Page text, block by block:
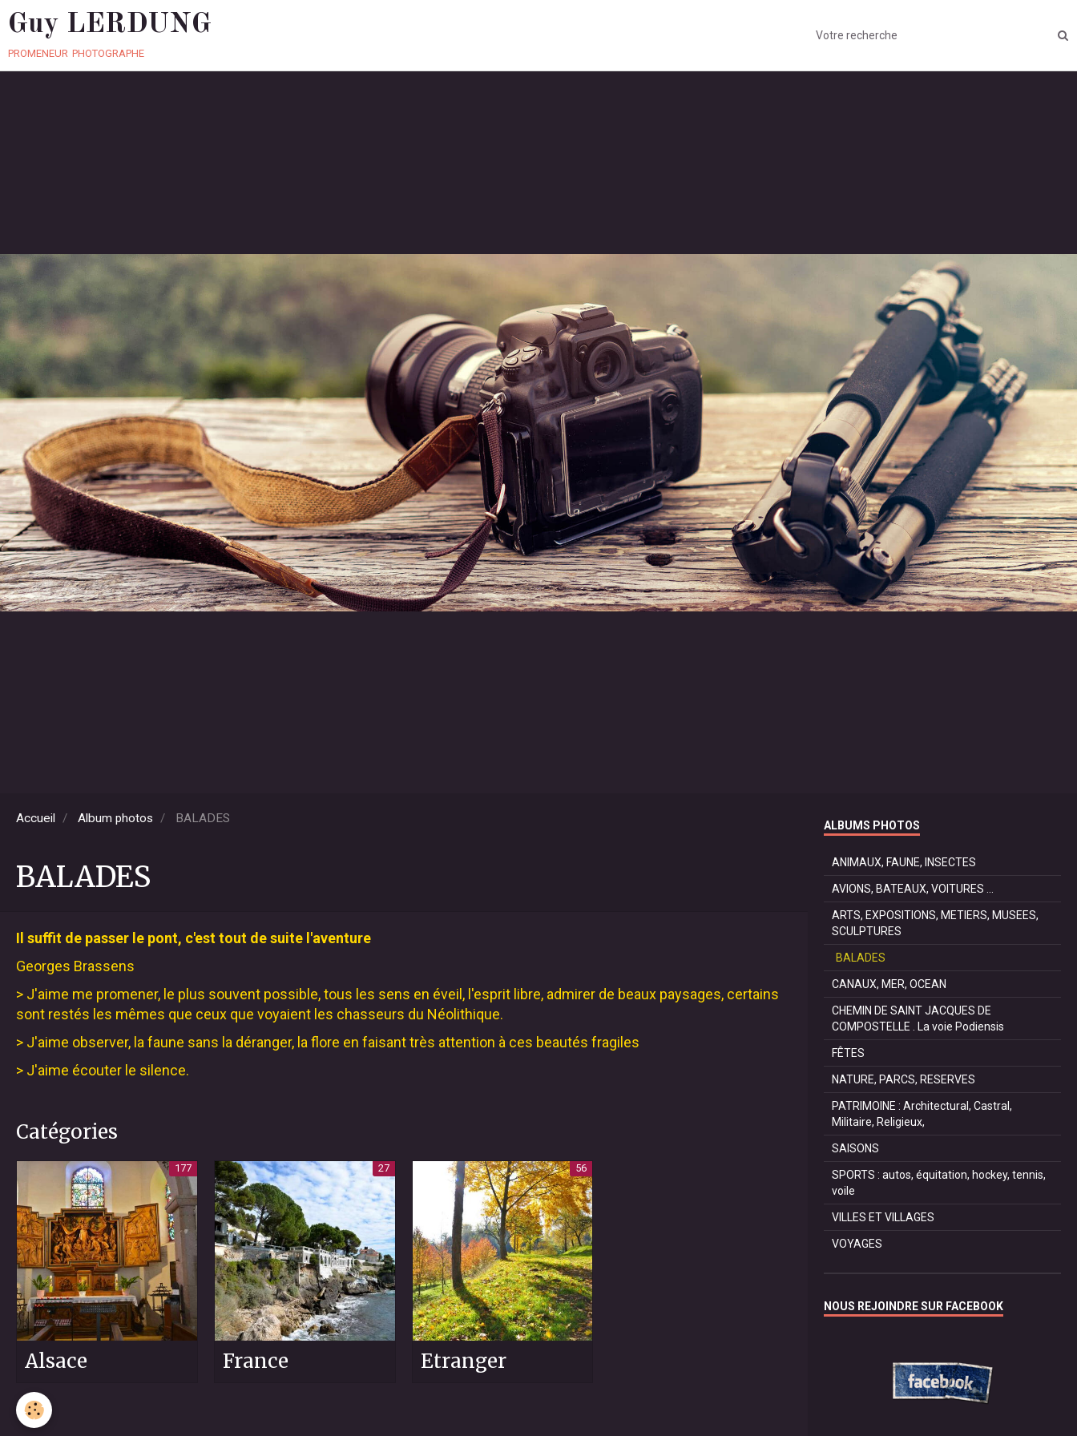
Guy LERDUNG
promeneur photographe
Accueil Album photos BALADES
BALADES
Il suffit de passer le pont, c'est tout de suite l'aventure
Georges Brassens
> J'aime me promener, le plus souvent possible, tous les sens en éveil, l'esprit libre, admirer de beaux paysages, certains
sont restés les mêmes que ceux que voyaient les chasseurs du Néolithique.
> J'aime observer, la faune sans la déranger, la flore en faisant très attention à ces beautés fragiles
> J'aime écouter le silence.
Catégories
177
Alsace
27
France
56
Etranger
ALBUMS PHOTOS
ANIMAUX, FAUNE, INSECTES
AVIONS, BATEAUX, VOITURES ...
ARTS, EXPOSITIONS, METIERS, MUSEES,
SCULPTURES
BALADES
CANAUX, MER, OCEAN
CHEMIN DE SAINT JACQUES DE
COMPOSTELLE . La voie Podiensis
FÊTES
NATURE, PARCS, RESERVES
PATRIMOINE : Architectural, Castral,
Militaire, Religieux,
SAISONS
SPORTS : autos, équitation, hockey, tennis,
voile
VILLES ET VILLAGES
VOYAGES
NOUS REJOINDRE SUR FACEBOOK